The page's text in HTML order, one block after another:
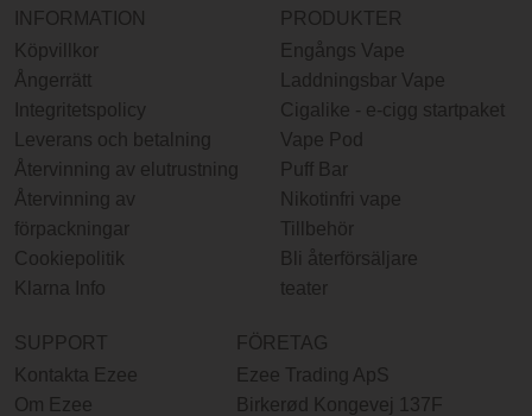
INFORMATION
Köpvillkor
Ångerrätt
Integritetspolicy
Leverans och betalning
Återvinning av elutrustning
Återvinning av
förpackningar
Cookiepolitik
Klarna Info
PRODUKTER
Engångs Vape
Laddningsbar Vape
Cigalike - e-cigg startpaket
Vape Pod
Puff Bar
Nikotinfri vape
Tillbehör
Bli återförsäljare
teater
SUPPORT
Kontakta Ezee
Om Ezee
FÖRETAG
Ezee Trading ApS
Birkerød Kongevej 137F